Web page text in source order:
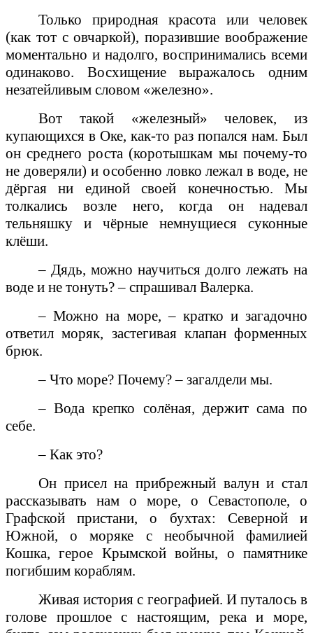
Только природная красота или человек
(как тот с овчаркой), поразившие воображение
моментально и надолго, воспринимались всеми
одинаково. Восхищение выражалось одним
незатейливым словом «железно».
Вот такой «железный» человек, из
купающихся в Оке, как-то раз попался нам. Был
он среднего роста (коротышкам мы почему-то
не доверяли) и особенно ловко лежал в воде, не
дёргая ни единой своей конечностью. Мы
толкались возле него, когда он надевал
тельняшку и чёрные немнущиеся суконные
клёши.
– Дядь, можно научиться долго лежать на
воде и не тонуть? – спрашивал Валерка.
– Можно на море, – кратко и загадочно
ответил моряк, застегивая клапан форменных
брюк.
– Что море? Почему? – загалдели мы.
– Вода крепко солёная, держит сама по
себе.
– Как это?
Он присел на прибрежный валун и стал
рассказывать нам о море, о Севастополе, о
Графской пристани, о бухтах: Северной и
Южной, о моряке с необычной фамилией
Кошка, герое Крымской войны, о памятнике
погибшим кораблям.
Живая история с географией. И путалось в
голове прошлое с настоящим, река и море,